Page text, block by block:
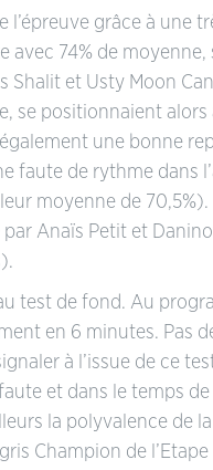
l’épreuve grâce à une
avec 74% de
Shalit et Usty Moon
se positionnaient
une bonne
faute de rythme dans
moyenne de
Anaïs Petit et
test de fond. Au
en 6 minutes. Pas
à l’issue de ce
et dans le temps
la polyvalence de
Champion de l’Etape